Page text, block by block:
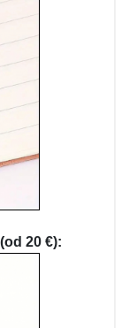
20 €):